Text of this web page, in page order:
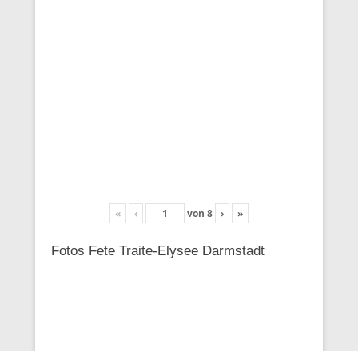
« ‹ von 8 › »
Fotos Fete Traite-Elysee Darmstadt